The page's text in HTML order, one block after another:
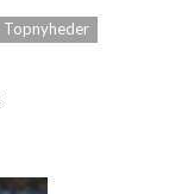
Topnyheder